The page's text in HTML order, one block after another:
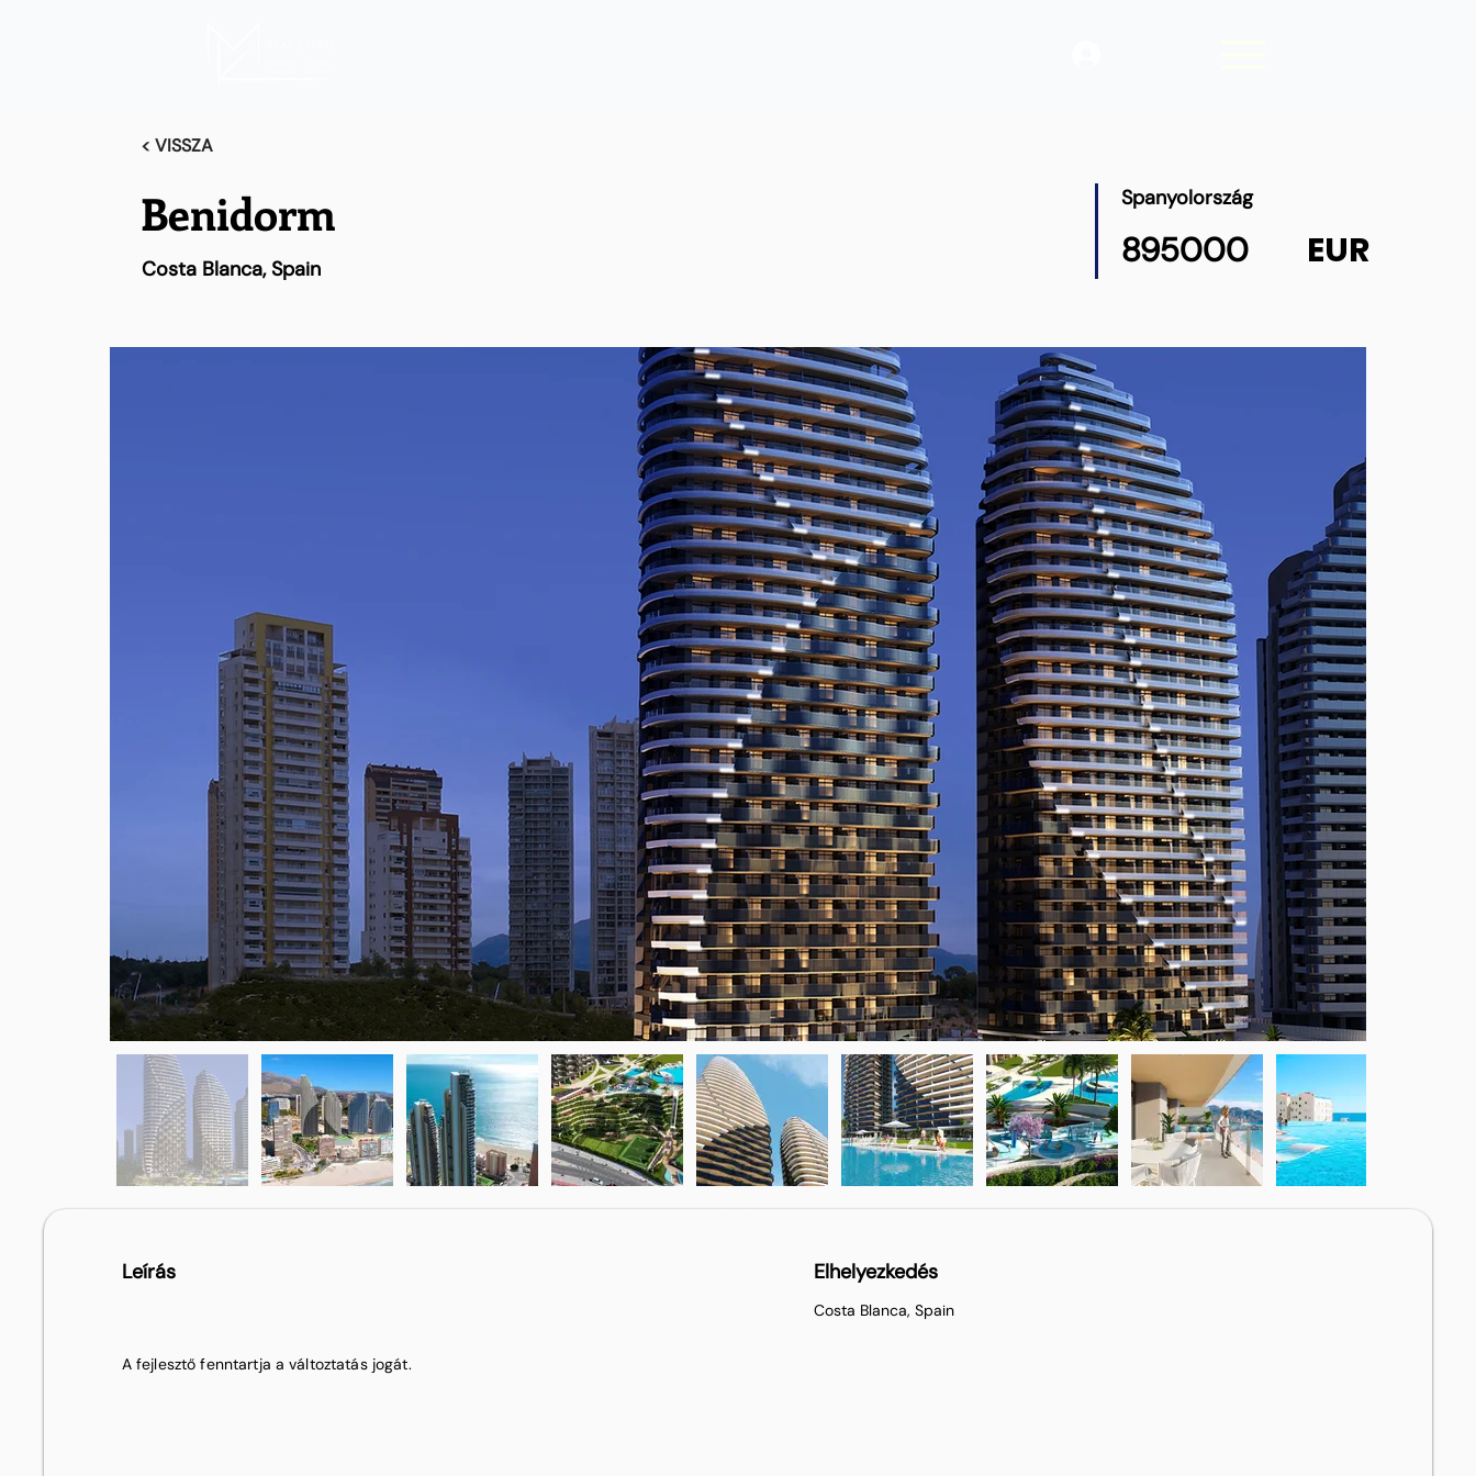
< VISSZA
Benidorm
Costa Blanca, Spain
Spanyolország
895000 EUR
Leírás
A fejlesztő fenntartja a változtatás jogát.
Elhelyezkedés
Costa Blanca, Spain